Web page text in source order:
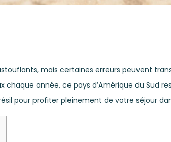
mais certaines erreurs peuvent
année, ce pays d’Amérique du Sud
pour profiter pleinement de votre séjour